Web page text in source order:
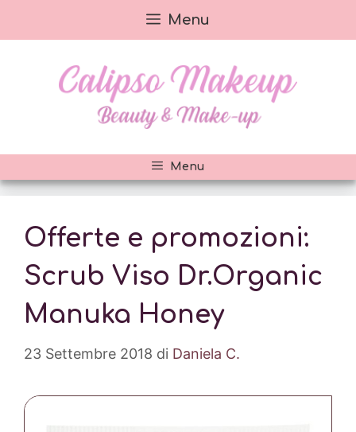
al
Menu
Menu
Offerte e promozioni:
Scrub Viso Dr.Organic
Manuka Honey
23 Settembre 2018 di Daniela C.